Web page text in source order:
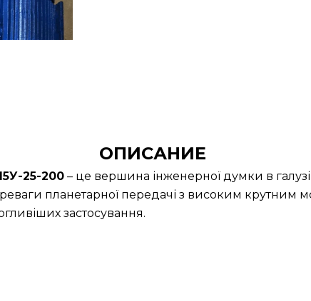
ОПИСАНИЕ
25-200– це вершина інженерної думки в
планетарної передачі з високим крутним
застосування.